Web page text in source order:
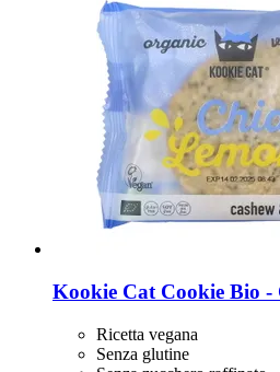
Kookie Cat Cookie Bio -​
Ricetta vegana
Senza glutine